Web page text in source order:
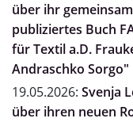
über ihr
publiziertes Buch
für Textil a.D.
Andraschko Sorgo"
19.05.2026: Svenja
über ihren neuen